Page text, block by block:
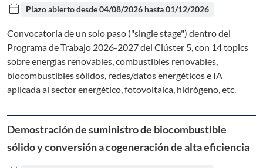
calendar_today Plazo abierto desde04/08/2026 hasta01/12/2026
Convocatoria de un solo paso ("single stage") dentro del
Programa de Trabajo 2026-2027 del Clúster 5, con 14 topics
sobre energías renovables, combustibles renovables,
biocombustibles sólidos, redes/datos energéticos e IA
aplicada al sector energético, fotovoltaica, hidrógeno, etc.
Demostración de suministro de biocombustible
sólido y conversión a cogeneración de alta eficiencia